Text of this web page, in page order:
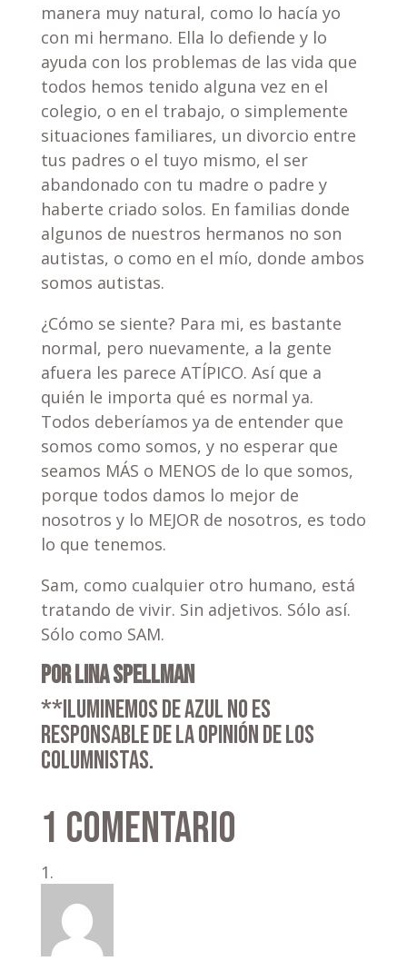
manera muy natural, como lo hacía yo
con mi hermano. Ella lo defiende y lo
ayuda con los problemas de las vida que
todos hemos tenido alguna vez en el
colegio, o en el trabajo, o simplemente
situaciones familiares, un divorcio entre
tus padres o el tuyo mismo, el ser
abandonado con tu madre o padre y
haberte criado solos. En familias donde
algunos de nuestros hermanos no son
autistas, o como en el mío, donde ambos
somos autistas.
¿Cómo se siente? Para mi, es bastante
normal, pero nuevamente, a la gente
afuera les parece ATÍPICO. Así que a
quién le importa qué es normal ya.
Todos deberíamos ya de entender que
somos como somos, y no esperar que
seamos MÁS o MENOS de lo que somos,
porque todos damos lo mejor de
nosotros y lo MEJOR de nosotros, es todo
lo que tenemos.
Sam, como cualquier otro humano, está
tratando de vivir. Sin adjetivos. Sólo así.
Sólo como SAM.
Por Lina Spellman
**Iluminemos de Azul no es
responsable de la opinión de los
columnistas.
1 Comentario